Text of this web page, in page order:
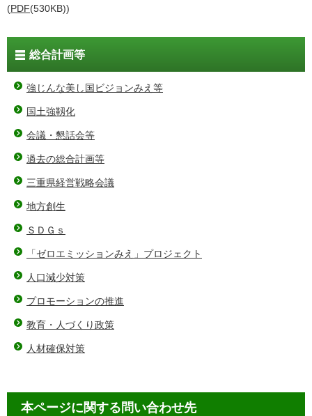
(PDF(530KB))
総合計画等
強じんな美し国ビジョンみえ等
国土強靱化
会議・懇話会等
過去の総合計画等
三重県経営戦略会議
地方創生
ＳＤＧｓ
「ゼロエミッションみえ」プロジェクト
人口減少対策
プロモーションの推進
教育・人づくり政策
人材確保対策
本ページに関する問い合わせ先